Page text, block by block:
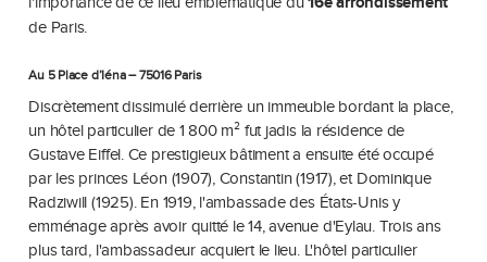
de Paris.
Au 5 Place d’Iéna – 75016 Paris
Discrètement dissimulé derrière un immeuble bordant la place,
un hôtel particulier de 1 800 m² fut jadis la résidence de
Gustave Eiffel. Ce prestigieux bâtiment a ensuite été occupé
par les princes Léon (1907), Constantin (1917), et Dominique
Radziwill (1925). En 1919, l'ambassade des États-Unis y
emménage après avoir quitté le 14, avenue d'Eylau. Trois ans
plus tard, l'ambassadeur acquiert le lieu. L'hôtel particulier